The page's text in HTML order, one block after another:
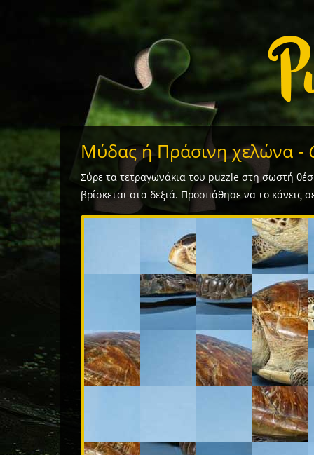
Μύδας ή Πράσινη χελώνα -
Σύρε τα τετραγωνάκια του puzzle στη σωστή
βρίσκεται στα δεξιά. Προσπάθησε να το κάνεις